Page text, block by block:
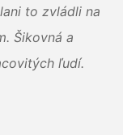
to zvládli na
Šikovná a
ľudí.